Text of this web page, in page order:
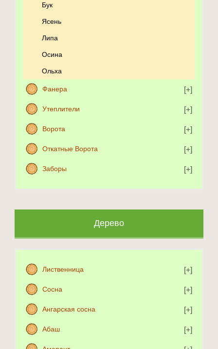
Бук
Ясень
Липа
Осина
Ольха
Фанера
Утеплители
Ворота
Откатные Ворота
Заборы
Дерево
Лиственница
Сосна
Ангарская сосна
Абаш